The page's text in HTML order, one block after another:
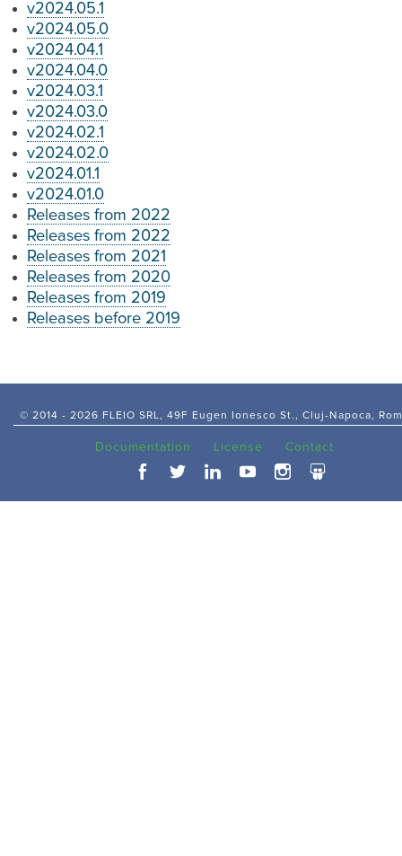
v2024.05.1
v2024.05.0
v2024.04.1
v2024.04.0
v2024.03.1
v2024.03.0
v2024.02.1
v2024.02.0
v2024.01.1
v2024.01.0
Releases from 2022
Releases from 2022
Releases from 2021
Releases from 2020
Releases from 2019
Releases before 2019
© 2014 - 2026 FLEIO SRL, 49F Eugen Ionesco St., Cluj-Napoca,
Documentation License Contact